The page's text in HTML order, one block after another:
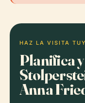
HAZ LA VISITA
Planifica
Anna